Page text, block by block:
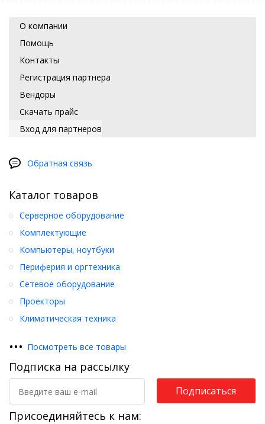
О компании
Помощь
Контакты
Регистрация партнера
Вендоры
Скачать прайс
Вход для партнеров
Обратная связь
Каталог товаров
Серверное оборудование
Комплектующие
Компьютеры, ноутбуки
Периферия и оргтехника
Сетевое оборудование
Проекторы
Климатическая техника
••• Посмотреть все товары
Подписка на рассылку
Подписаться
Присоединяйтесь к нам: